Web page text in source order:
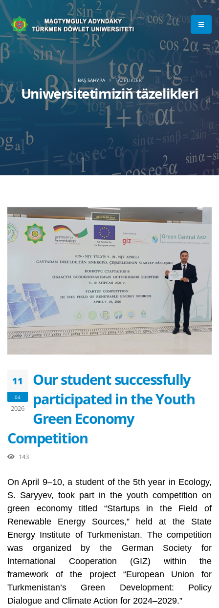
Uniwersitetimiziň täzelikleri
BAŞ SAHYPA TÄZELIKLER
11
04
2026
Our student successfully
participated in the Youth
Green Economy
Competition
143
On April 9–10, a student of the 5th year in Ecology,
S. Saryyev, took part in the youth competition on
green economy titled “Startups in the Field of
Renewable Energy Sources,” held at the State
Energy Institute of Turkmenistan. The competition
was organized by the German Society for
International Cooperation (GIZ) within the
framework of the project “European Union for
Turkmenistan’s Green Development: Policy
Dialogue and Climate Action for 2024–2029.”